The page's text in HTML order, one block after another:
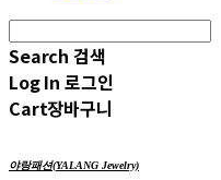
Search 검색
Log In 로그인
Cart장바구니
야랑패션(YALANG Jewelry)